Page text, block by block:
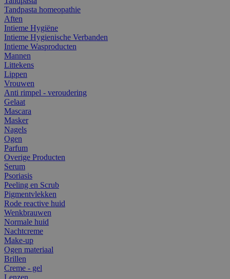
Tandpasta homeopathie
Aften
Intieme Hygiëne
Intieme Hygienische Verbanden
Intieme Wasproducten
Mannen
Littekens
Lippen
Vrouwen
Anti rimpel - veroudering
Gelaat
Mascara
Masker
Nagels
Ogen
Parfum
Overige Producten
Serum
Psoriasis
Peeling en Scrub
Pigmentvlekken
Rode reactive huid
Wenkbrauwen
Normale huid
Nachtcreme
Make-up
Ogen materiaal
Brillen
Creme - gel
Lenzen